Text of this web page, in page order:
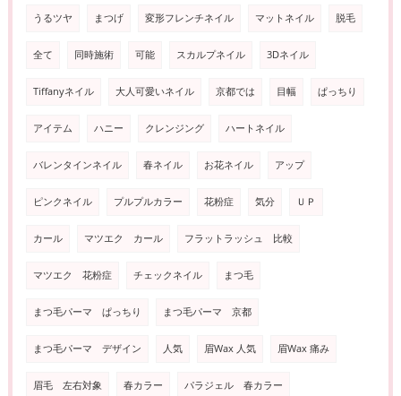
うるツヤ まつげ 変形フレンチネイル マットネイル 脱毛
全て 同時施術 可能 スカルプネイル 3Dネイル
Tiffanyネイル 大人可愛いネイル 京都では 目幅 ぱっちり
アイテム ハニー クレンジング ハートネイル
バレンタインネイル 春ネイル お花ネイル アップ
ピンクネイル プルプルカラー 花粉症 気分 ＵＰ
カール マツエク カール フラットラッシュ 比較
マツエク 花粉症 チェックネイル まつ毛
まつ毛パーマ ぱっちり まつ毛パーマ 京都
まつ毛パーマ デザイン 人気 眉Wax 人気 眉Wax 痛み
眉毛 左右対象 春カラー パラジェル 春カラー